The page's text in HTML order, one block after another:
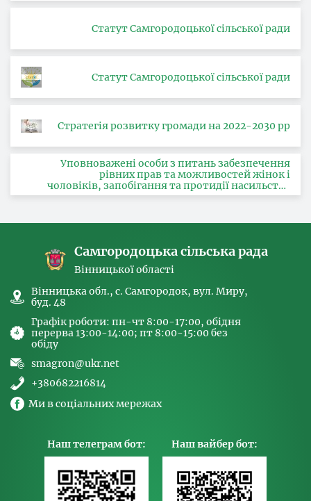
Статут Самгородоцької сільської ради
Статут Самгородоцької сільської ради
Стратегія розвитку громади на 2022-2030 рр
Уповноважені особи з питань забезпечення
рівних прав та можливостей жінок і
чоловіків, запобігання та протидії насильству
за ознакою статі, з питань здійснення заходів,
Самгородоцька сільська рада
Вінницької області
Вінницька обл., с. Самгородок, вул. Миру,
буд. 48
Графік роботи: пн-чт 8:00-17:00, обідня
перерва 13:00-14:00; пт 8:00-15:00 без
обіду
smagron@ukr.net
+380682216814
Ми в соціальних мережах
Наш телеграм бот: Наш вайбер бот: